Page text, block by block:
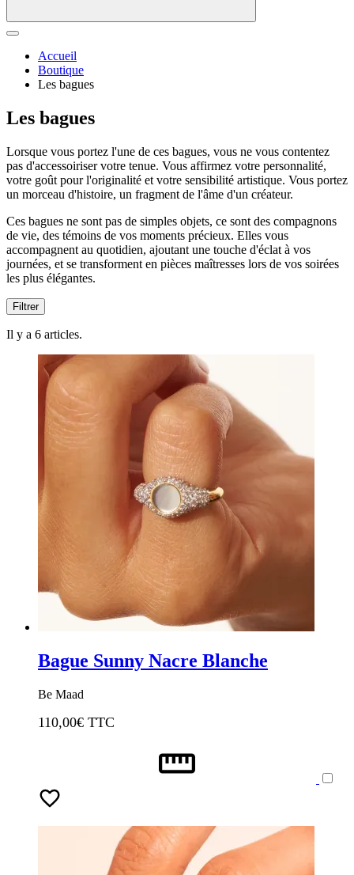
Accueil
Boutique
Les bagues
Les bagues
Lorsque vous portez l'une de ces bagues, vous ne vous contentez
pas d'accessoiriser votre tenue. Vous affirmez votre personnalité,
votre goût pour l'originalité et votre sensibilité artistique. Vous portez
un morceau d'histoire, un fragment de l'âme d'un créateur.
Ces bagues ne sont pas de simples objets, ce sont des compagnons
de vie, des témoins de vos moments précieux. Elles vous
accompagnent au quotidien, ajoutant une touche d'éclat à vos
journées, et se transforment en pièces maîtresses lors de vos soirées
les plus élégantes.
Filtrer
Il y a 6 articles.
Bague Sunny Nacre Blanche
Be Maad
110,00€ TTC